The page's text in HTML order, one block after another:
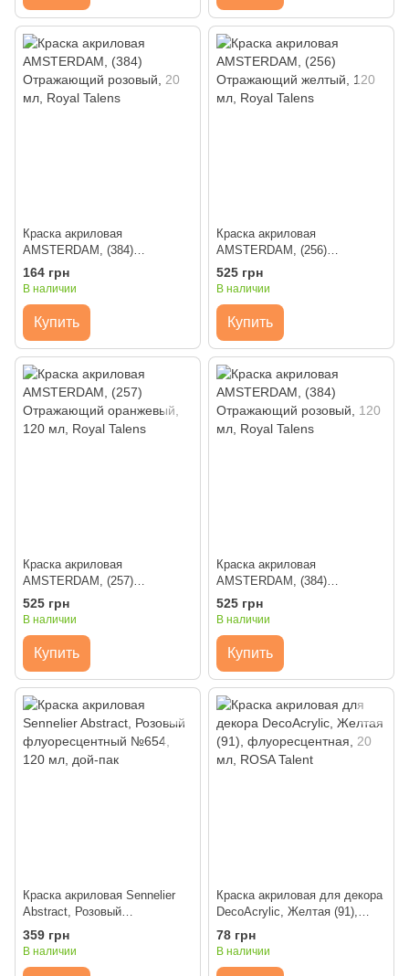
Краска акриловая
AMSTERDAM, (384)
Отражающий розовый, 20 мл,
Royal Talens
164 грн
В наличии
Купить
Краска акриловая
AMSTERDAM, (256)
Отражающий желтый, 120 мл,
Royal Talens
525 грн
В наличии
Купить
Краска акриловая
AMSTERDAM, (257)
Отражающий оранжевый, 120
мл, Royal Talens
525 грн
В наличии
Купить
Краска акриловая
AMSTERDAM, (384)
Отражающий розовый, 120
мл, Royal Talens
525 грн
В наличии
Купить
Краска акриловая Sennelier
Abstract, Розовый
флуоресцентный №654, 120
мл, дой-пак
359 грн
В наличии
Краска акриловая для декора
DecoAcrylic, Желтая (91),
флуоресцентная, 20 мл,
ROSA Talent
78 грн
В наличии